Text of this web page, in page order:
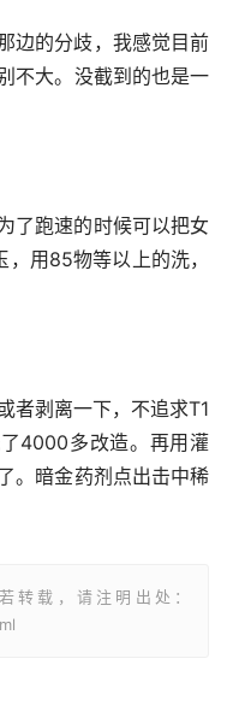
边的分歧，我感觉目前
不大。没截到的也是一
了跑速的时候可以把女
用85物等以上的洗，
者剥离一下，不追求T1
4000多改造。再用灌
。暗金药剂点出击中稀
转载，请注明出处：